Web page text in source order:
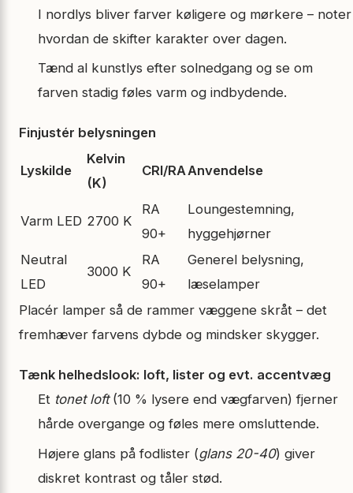
I nordlys bliver farver køligere og mørkere – noter
hvordan de skifter karakter over dagen.
Tænd al kunstlys efter solnedgang og se om
farven stadig føles varm og indbydende.
Finjustér belysningen
Lyskilde
Kelvin
(K)
CRI/RAAnvendelse
Varm LED 2700 K
RA
90+
Loungestemning,
hyggehjørner
Neutral
LED
3000 K
RA
90+
Generel belysning,
læselamper
Placér lamper så de rammer væggene skråt – det
fremhæver farvens dybde og mindsker skygger.
Tænk helhedslook: loft, lister og evt. accentvæg
Et tonet loft(10 % lysere end vægfarven) fjerner
hårde overgange og føles mere omsluttende.
Højere glans på fodlister (glans 20-40) giver
diskret kontrast og tåler stød.